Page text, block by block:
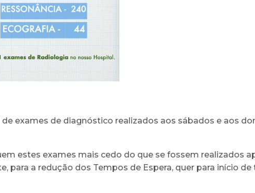
exames de diagnóstico realizados aos sábados e aos
estes exames mais cedo do que se fossem realizados
para a redução dos Tempos de Espera, quer para início